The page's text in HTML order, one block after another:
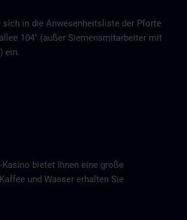
sich in die Anwesenheitsliste der Pforte
104" (außer Siemensmitarbeiter mit
ein.
Kasino bietet Ihnen eine große
und Wasser erhalten Sie